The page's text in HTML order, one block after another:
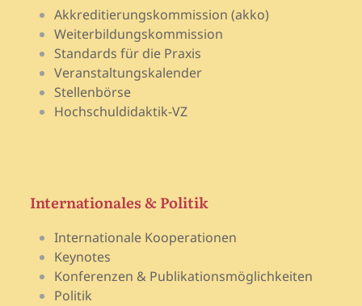
Akkreditierungskommission (akko)
Weiterbildungskommission
Standards für die Praxis
Veranstaltungskalender
Stellenbörse
Hochschuldidaktik-VZ
Internationales & Politik
Internationale Kooperationen
Keynotes
Konferenzen & Publikationsmöglichkeiten
Politik